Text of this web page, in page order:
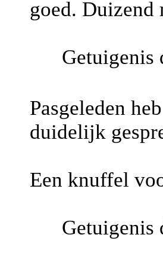
goed. Duizend
Getuigenis
Pasgeleden
duidelijk
Een knuffel
Getuigenis